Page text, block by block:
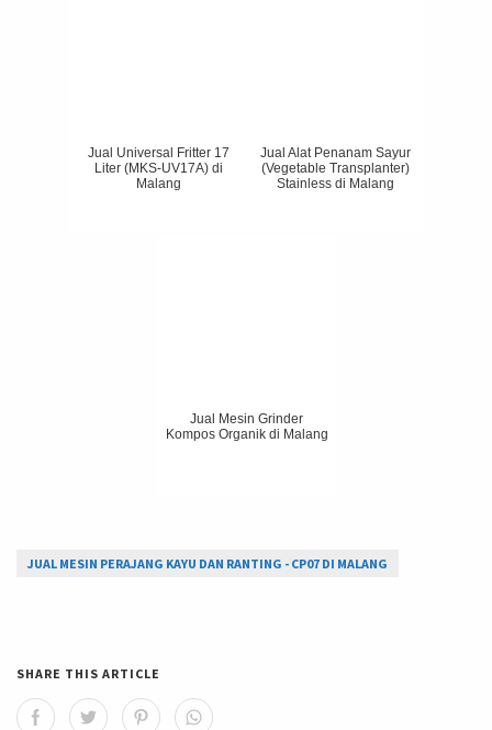
Jual Universal Fritter 17
Liter (MKS-UV17A) di
Malang
Jual Alat Penanam Sayur
(Vegetable Transplanter)
Stainless di Malang
Jual Mesin Grinder
Kompos Organik di Malang
JUAL MESIN PERAJANG KAYU DAN RANTING - CP07 DI MALANG
SHARE THIS ARTICLE